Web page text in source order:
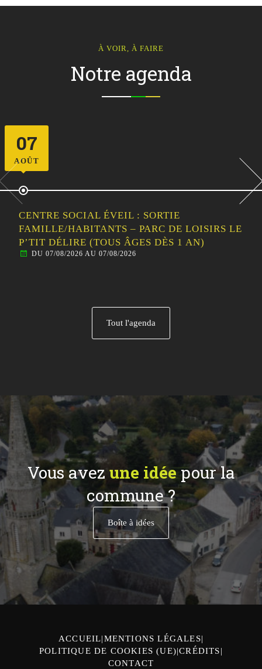
À VOIR, À FAIRE
Notre agenda
11
AOÛT
CENTRE SOCIAL ÉVEIL : LES ATELIERS EN
FAMILLE / INITIATION AU CIRQUE
DU 11/08/2026 AU 11/08/2026
Tout l'agenda
Vous avezune idéepour la
commune ?
Boîte à idées
ACCUEIL MENTIONS LÉGALES
POLITIQUE DE COOKIES (UE) CRÉDITS
CONTACT